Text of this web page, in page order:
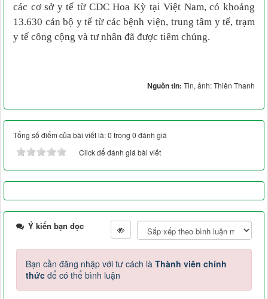
các cơ sở y tế từ CDC Hoa Kỳ tại Việt Nam, có khoảng
13.630 cán bộ y tế từ các bệnh viện, trung tâm y tế, trạm
y tế công cộng và tư nhân đã được tiêm chủng.
Nguồn tin: Tin, ảnh: Thiên Thanh
Tổng số điểm của bài viết là: 0 trong 0 đánh giá
Click để đánh giá bài viết
Ý kiến bạn đọc
Bạn cần đăng nhập với tư cách là Thành viên chính
thức để có thể bình luận